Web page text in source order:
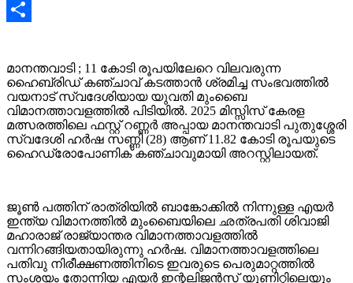
Gmail
മാനന്തവാടി ; 11 കോടി രൂപയിലേറെ വിലവരുന്ന
ഹൈബ്രിഡ് കഞ്ചാവ് കടത്താൻ ശ്രമിച്ച സംഭവത്തിൽ
വയനാട് സ്വദേശിയായ യുവതി മുംബൈ
വിമാനത്താവളത്തിൽ പിടിയിൽ. 2025 മിസ്സിസ് കേരള
മത്സരത്തിലെ ഫസ്റ്റ് റണ്ണർ അപ്പായ മാനന്തവാടി പുതുശ്ശേരി
സ്വദേശി ഹർഷ സണ്ണി (28) ആണ് 11.82 കോടി രൂപയുടെ
ഹൈഡ്രോപോണിക് കഞ്ചാവുമായി അറസ്റ്റിലായത്.
ജൂൺ പത്തിന് രാത്രിയിൽ ബാങ്കോക്കിൽ നിന്നുള്ള എയർ
ഇന്ത്യ വിമാനത്തിൽ മുംബൈയിലെ ഛത്രപതി ശിവാജി
മഹാരാജ് രാജ്യാന്തര വിമാനത്താവളത്തിൽ
വന്നിറങ്ങിയതായിരുന്നു ഹർഷ. വിമാനത്താവളത്തിലെ
പതിവു നിരീക്ഷണത്തിനിടെ ഇവരുടെ പെരുമാറ്റത്തിൽ
സംശയം തോന്നിയ എയർ ഇന്റലിജൻസ് യൂണിറ്റിലെയും